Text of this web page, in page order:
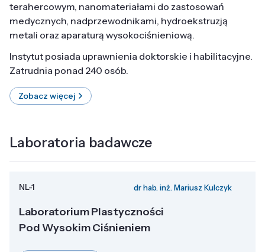
terahercowym, nanomateriałami do zastosowań
medycznych, nadprzewodnikami, hydroekstruzją
metali oraz aparaturą wysokociśnieniową.
Instytut posiada uprawnienia doktorskie i habilitacyjne.
Zatrudnia ponad 240 osób.
Zobacz więcej
Laboratoria badawcze
NL-1 dr hab. inż. Mariusz Kulczyk
Laboratorium Plastyczności
Pod Wysokim Ciśnieniem